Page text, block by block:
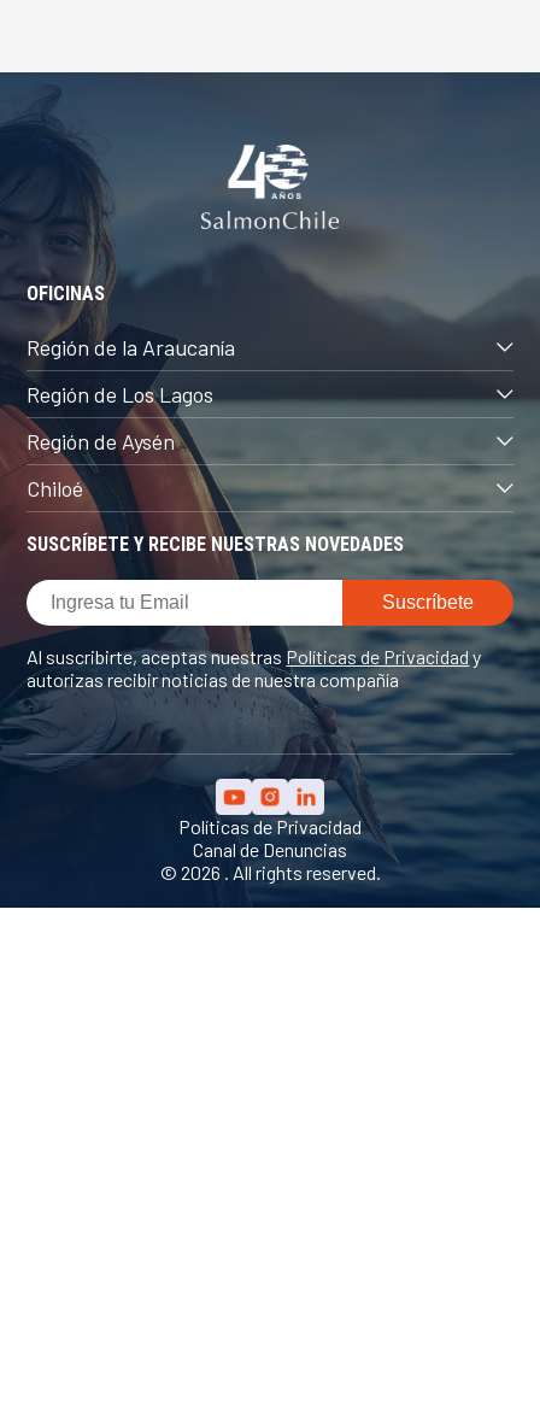
SUSCRÍBETE Y RECIBE NUESTRAS NOVEDADES
Al suscribirte, aceptas nuestras Políticas de Privacidady
autorizas recibir noticias de nuestra compañía
OFICINAS
Región de la Araucanía
Región de Los Lagos
Región de Aysén
Chiloé
© 2026 . All rights reserved.
Políticas de Privacidad
Canal de Denuncias